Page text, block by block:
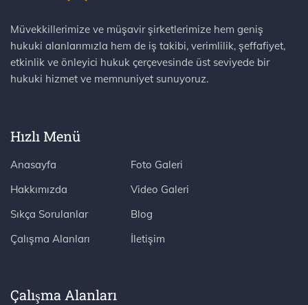
Müvekkillerimize ve müşavir şirketlerimize hem geniş
hukuki alanlarımızla hem de iş takibi, verimlilik, şeffafiyet,
etkinlik ve önleyici hukuk çerçevesinde üst seviyede bir
hukuki hizmet ve memnuniyet sunuyoruz.
Hızlı Menü
Anasayfa
Hakkımızda
Sıkça Sorulanlar
Çalışma Alanları
Foto Galeri
Video Galeri
Blog
İletişim
Çalışma Alanları